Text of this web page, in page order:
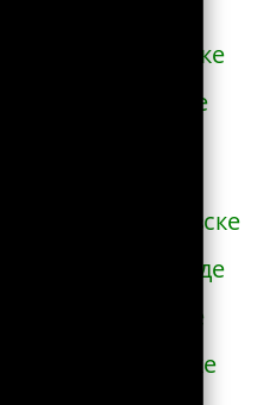
в Новоалексеевке
в Нововолынске
Новограде-
в Новоднестровске
в Новомиргороде
в Новоукраинке
в Новояворовске